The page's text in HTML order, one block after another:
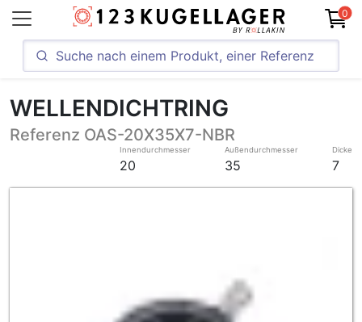
0
WELLENDICHTRING
Referenz OAS-20X35X7-NBR
Innendurchmesser
20
Außendurchmesser
35
Dicke
7